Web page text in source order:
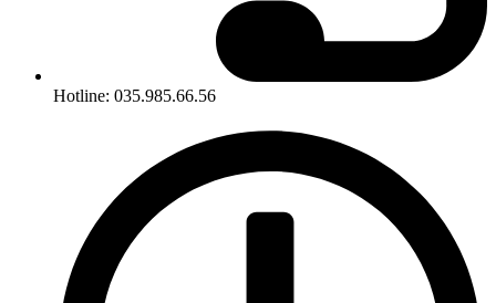
Hotline: 035.985.66.56